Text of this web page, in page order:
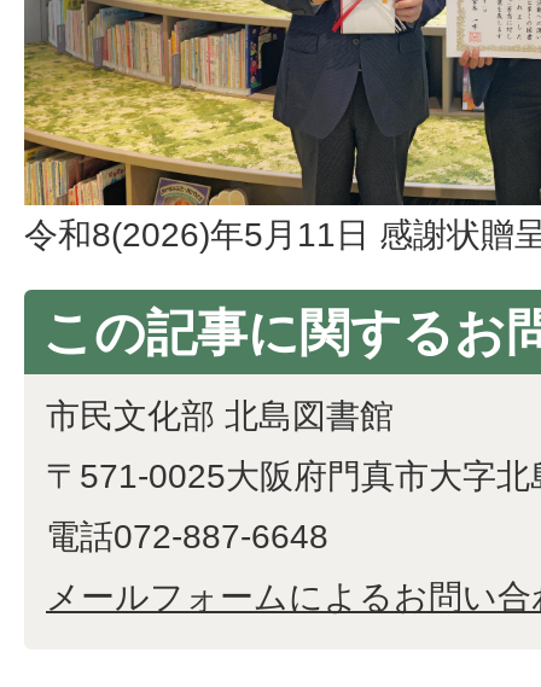
令和8(2026)年5月11日 感謝状贈
この記事に関するお
市民文化部 北島図書館
〒571-0025大阪府門真市大字
電話072-887-6648
メールフォームによるお問い合